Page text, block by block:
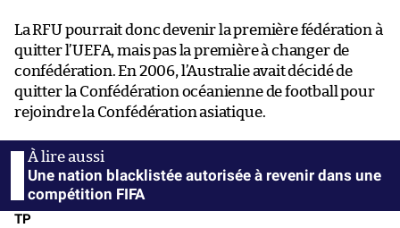
La RFU pourrait donc devenir la première fédération à
quitter l’UEFA, mais pas la première à changer de
confédération. En 2006, l’Australie avait décidé de
quitter la Confédération océanienne de football pour
rejoindre la Confédération asiatique.
Une nation blacklistée autorisée à revenir dans une
compétition FIFA
TP